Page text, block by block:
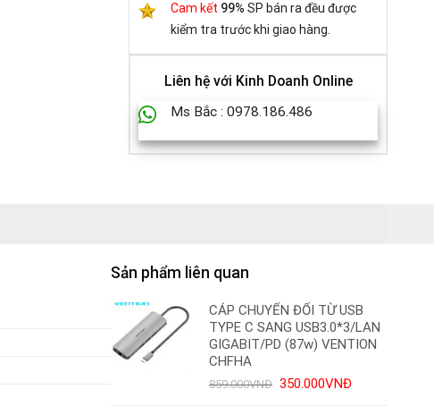
Cam kết 99% SP bán ra đều được
kiểm tra trước khi giao hàng.
Liên hệ với Kinh Doanh Online
Ms Bắc : 0978.186.486
Sản phẩm liên quan
CÁP CHUYỂN ĐỔI TỪ USB
TYPE C SANG USB3.0*3/LAN
GIGABIT/PD (87w) VENTION
CHFHA
859.000VNĐ Giá
350.000VNĐGiá